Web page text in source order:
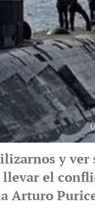
y ver
el
Arturo